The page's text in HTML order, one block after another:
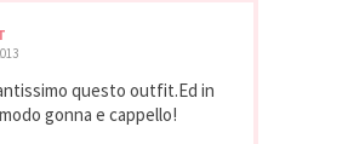
questo outfit.Ed in
gonna e cappello!